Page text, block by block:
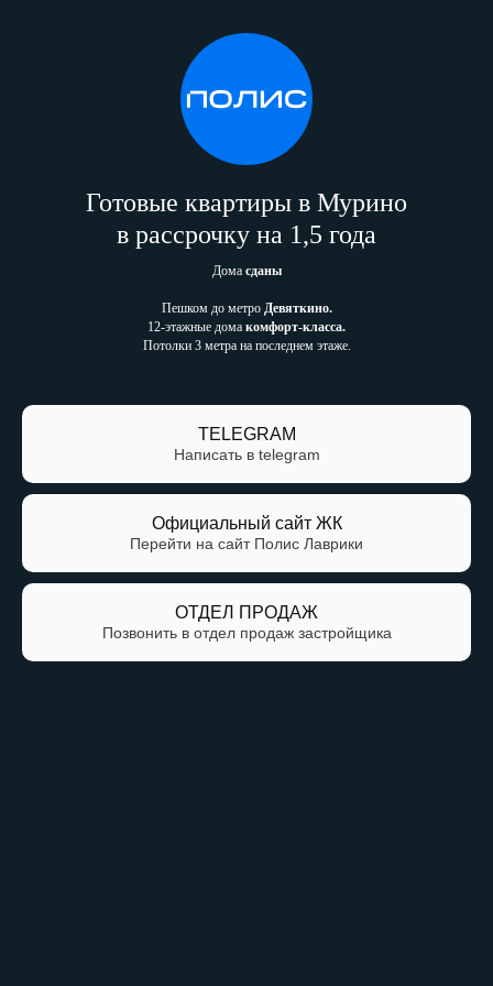
Готовые квартиры в Мурино
в рассрочку на 1,5 года
Дома сданы
Пешком до метро Девяткино.
12-этажные дома комфорт-класса.
Потолки 3 метра на последнем этаже.
TELEGRAM
Написать в telegram
Официальный сайт ЖК
Перейти на сайт Полис Лаврики
ОТДЕЛ ПРОДАЖ
Позвонить в отдел продаж застройщика